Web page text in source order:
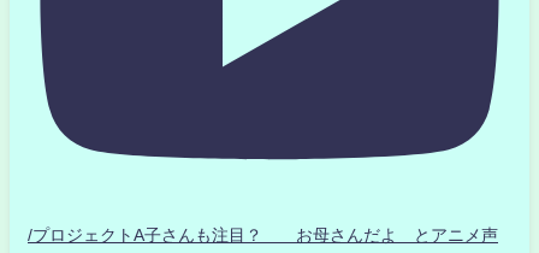
/プロジェクトA子さんも注目？ お母さんだよ とアニメ声